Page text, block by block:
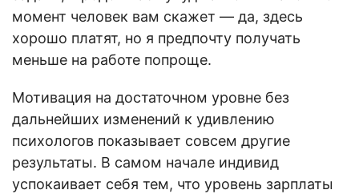
момент человек вам скажет — да, здесь
хорошо платят, но я предпочту получать
меньше на работе попроще.
Мотивация на достаточном уровне без
дальнейших изменений к удивлению
психологов показывает совсем другие
результаты. В самом начале индивид
успокаивает себя тем, что уровень зарплаты